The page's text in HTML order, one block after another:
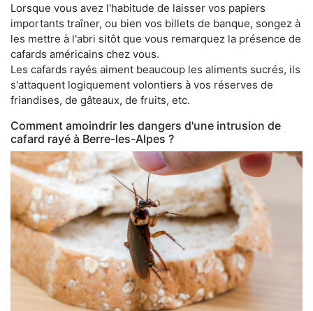
Lorsque vous avez l'habitude de laisser vos papiers
importants traîner, ou bien vos billets de banque, songez à
les mettre à l'abri sitôt que vous remarquez la présence de
cafards américains chez vous.
Les cafards rayés aiment beaucoup les aliments sucrés, ils
s'attaquent logiquement volontiers à vos réserves de
friandises, de gâteaux, de fruits, etc.
Comment amoindrir les dangers d'une intrusion de
cafard rayé à Berre-les-Alpes ?